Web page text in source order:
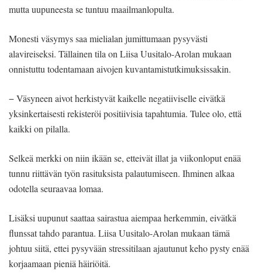
mutta uupuneesta se tuntuu maailmanlopulta.
Monesti väsymys saa mielialan jumittumaan pysyvästi
alavireiseksi. Tällainen tila on Liisa Uusitalo-Arolan mukaan
onnistuttu todentamaan aivojen kuvantamistutkimuksissakin.
− Väsyneen aivot herkistyvät kaikelle negatiiviselle eivätkä
yksinkertaisesti rekisteröi positiivisia tapahtumia. Tulee olo, että
kaikki on pilalla.
Selkeä merkki on niin ikään se, etteivät illat ja viikonloput enää
tunnu riittävän työn rasituksista palautumiseen. Ihminen alkaa
odotella seuraavaa lomaa.
Lisäksi uupunut saattaa sairastua aiempaa herkemmin, eivätkä
flunssat tahdo parantua. Liisa Uusitalo-Arolan mukaan tämä
johtuu siitä, ettei pysyvään stressitilaan ajautunut keho pysty enää
korjaamaan pieniä häiriöitä.